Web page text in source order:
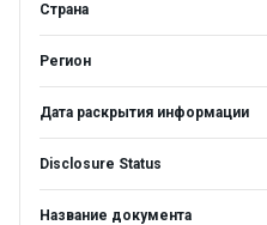
Страна
Регион
Дата раскрытия информации
Disclosure Status
Название документа